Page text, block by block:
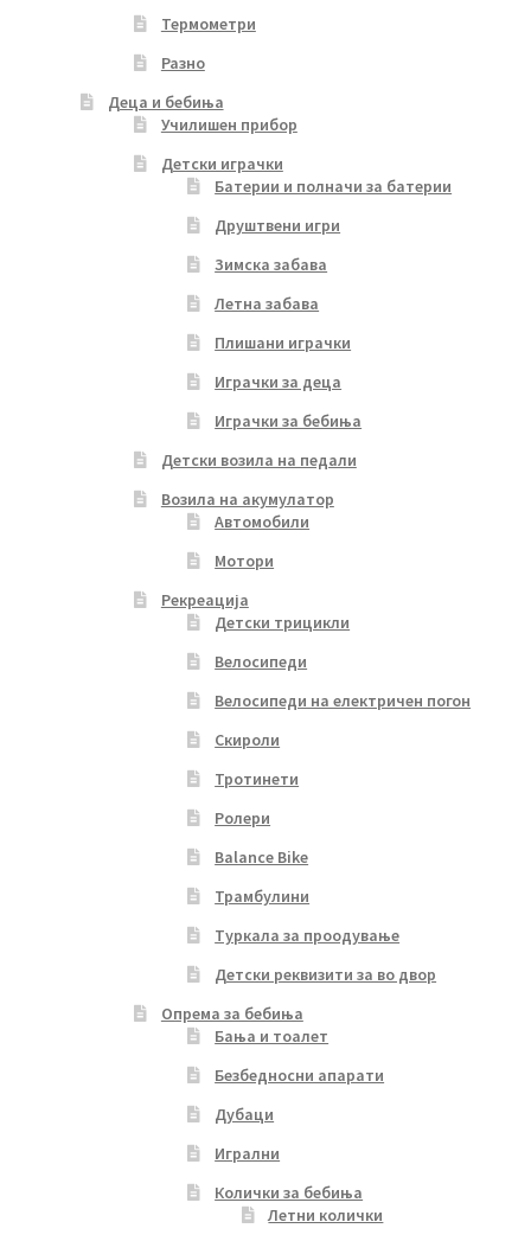
Термометри
Разно
Деца и бебиња
Училишен прибор
Детски играчки
Батерии и полначи за батерии
Друштвени игри
Зимска забава
Летна забава
Плишани играчки
Играчки за деца
Играчки за бебиња
Детски возила на педали
Возила на акумулатор
Автомобили
Мотори
Рекреација
Детски трицикли
Велосипеди
Велосипеди на електричен погон
Скироли
Тротинети
Ролери
Balance Bike
Трамбулини
Туркала за проодување
Детски реквизити за во двор
Опрема за бебиња
Бања и тоалет
Безбедносни апарати
Дубаци
Игрални
Колички за бебиња
Летни колички